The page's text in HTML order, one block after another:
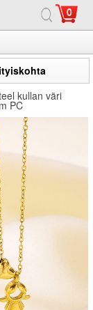
0
kullan väri
PC